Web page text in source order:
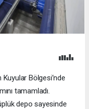
Kuyular Bölgesi’nde
tamamladı.
depo sayesinde